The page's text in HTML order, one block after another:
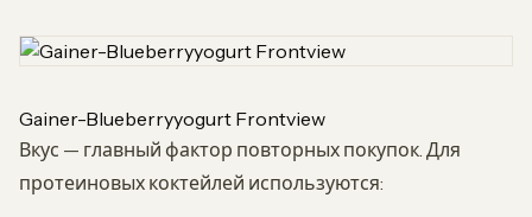
Gainer-Blueberryyogurt Frontview
Вкус — главный фактор повторных покупок. Для
протеиновых коктейлей используются: